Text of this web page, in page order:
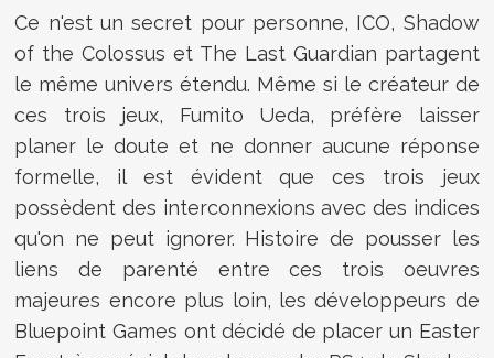
Ce n'est un secret pour personne, ICO, Shadow
of the Colossus et The Last Guardian partagent
le même univers étendu. Même si le créateur de
ces trois jeux, Fumito Ueda, préfère laisser
planer le doute et ne donner aucune réponse
formelle, il est évident que ces trois jeux
possèdent des interconnexions avec des indices
qu'on ne peut ignorer. Histoire de pousser les
liens de parenté entre ces trois oeuvres
majeures encore plus loin, les développeurs de
Bluepoint Games ont décidé de placer un Easter